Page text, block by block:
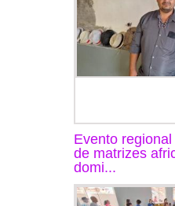
Evento
de matrizes
domi...